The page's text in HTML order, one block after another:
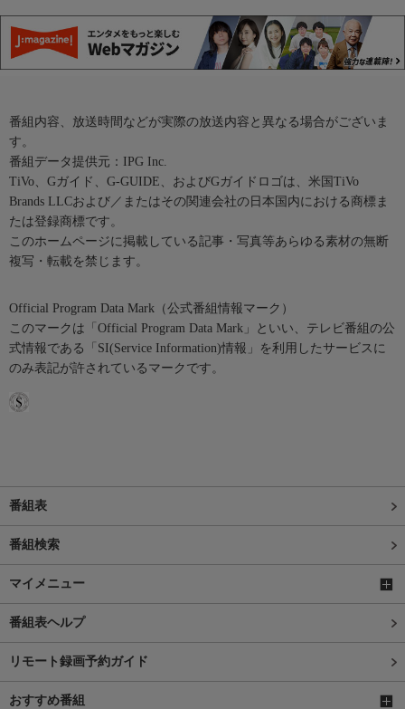
番組内容、放送時間などが実際の放送内容と異なる場合がございま
す。
番組データ提供元：IPG Inc.
TiVo、Gガイド、G-GUIDE、およびGガイドロゴは、米国TiVo
Brands LLCおよび／またはその関連会社の日本国内における商標ま
たは登録商標です。
このホームページに掲載している記事・写真等あらゆる素材の無断
複写・転載を禁じます。
Official Program Data Mark（公式番組情報マーク）
このマークは「Official Program Data Mark」といい、テレビ番組の公
式情報である「SI(Service Information)情報」を利用したサービスに
のみ表記が許されているマークです。
番組表
番組検索
マイメニュー
番組表ヘルプ
リモート録画予約ガイド
おすすめ番組